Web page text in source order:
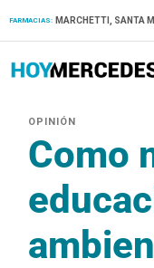
FARMACIAS:
Como